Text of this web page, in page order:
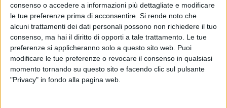
consenso o accedere a informazioni più dettagliate e modificare
le tue preferenze prima di acconsentire. Si rende noto che
alcuni trattamenti dei dati personali possono non richiedere il tuo
consenso, ma hai il diritto di opporti a tale trattamento. Le tue
preferenze si applicheranno solo a questo sito web. Puoi
modificare le tue preferenze o revocare il consenso in qualsiasi
momento tornando su questo sito e facendo clic sul pulsante
"Privacy" in fondo alla pagina web.
Chi siamo Contattaci
Privacy